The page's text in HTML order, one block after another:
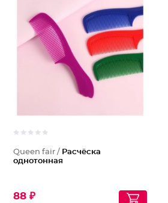
Queen fair / Расчёска
однотонная
88 ₽